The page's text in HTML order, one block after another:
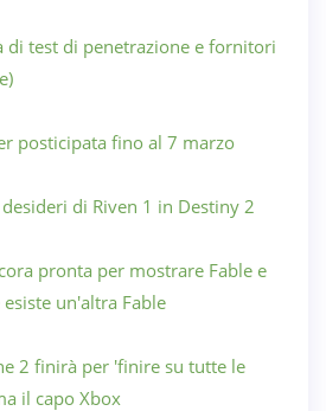
di test di penetrazione e fornitori
posticipata fino al 7 marzo
di Riven 1 in Destiny 2
pronta per mostrare Fable e
un'altra Fable
2 finirà per 'finire su tutte le
il capo Xbox